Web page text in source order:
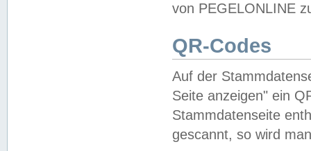
von PEGELONLINE
QR-Codes
Auf der
Seite anzeigen" ein
Stammdatenseite
gescannt, so wird